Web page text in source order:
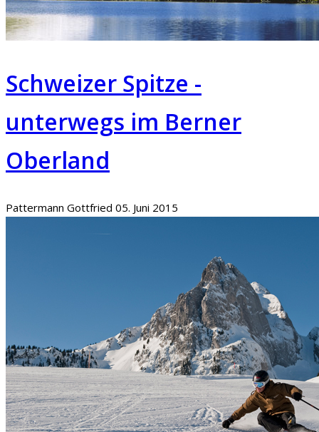
Schweizer Spitze -
unterwegs im Berner
Oberland
Pattermann Gottfried 05. Juni 2015